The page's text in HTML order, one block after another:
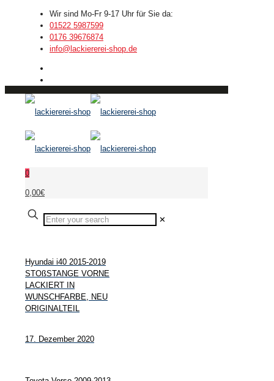
Wir sind Mo-Fr 9-17 Uhr für Sie da:
01522 5987599
0176 39676874
info@lackiererei-shop.de
0
0,00€
✕
Hyundai i40 2015-2019
STOßSTANGE VORNE
LACKIERT IN
WUNSCHFARBE, NEU
ORIGINALTEIL
17. Dezember 2020